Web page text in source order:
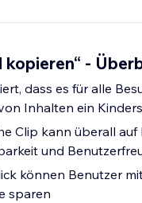
-
dass es für alle
Inhalten ein
Clip kann überall
und
können Benutzer
sparen